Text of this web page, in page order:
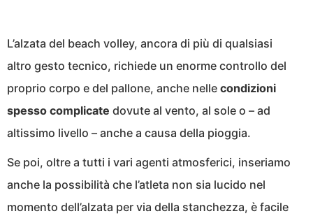
L’alzata del beach volley, ancora di più di qualsiasi
altro gesto tecnico, richiede un enorme controllo del
proprio corpo e del pallone, anche nelle condizioni
spesso complicate dovute al vento, al sole o – ad
altissimo livello – anche a causa della pioggia.
Se poi, oltre a tutti i vari agenti atmosferici, inseriamo
anche la possibilità che l’atleta non sia lucido nel
momento dell’alzata per via della stanchezza, è facile